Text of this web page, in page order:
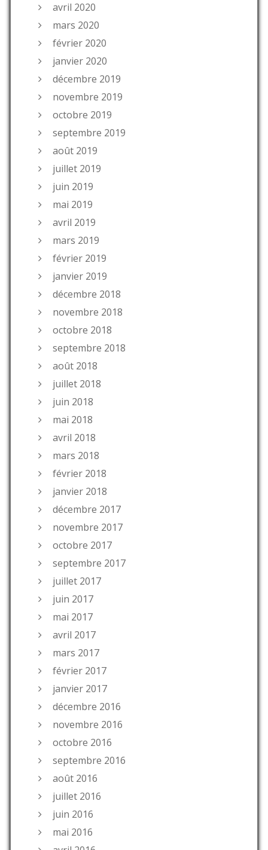
avril 2020
mars 2020
février 2020
janvier 2020
décembre 2019
novembre 2019
octobre 2019
septembre 2019
août 2019
juillet 2019
juin 2019
mai 2019
avril 2019
mars 2019
février 2019
janvier 2019
décembre 2018
novembre 2018
octobre 2018
septembre 2018
août 2018
juillet 2018
juin 2018
mai 2018
avril 2018
mars 2018
février 2018
janvier 2018
décembre 2017
novembre 2017
octobre 2017
septembre 2017
juillet 2017
juin 2017
mai 2017
avril 2017
mars 2017
février 2017
janvier 2017
décembre 2016
novembre 2016
octobre 2016
septembre 2016
août 2016
juillet 2016
juin 2016
mai 2016